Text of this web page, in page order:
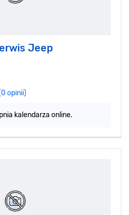
Jeep
opinii)
kalendarza online.